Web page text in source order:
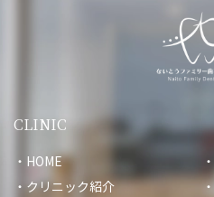
CLINIC
HOME
クリニック紹介